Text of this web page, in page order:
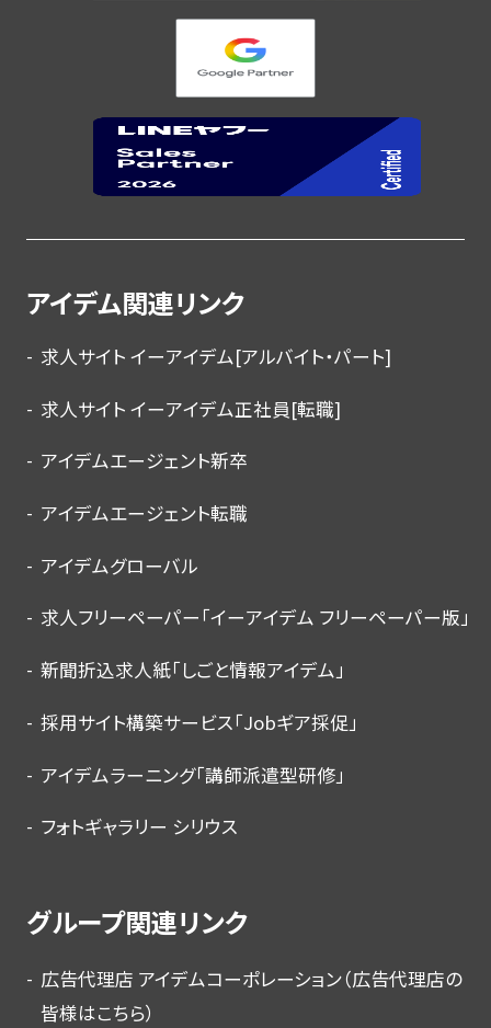
アイデム関連リンク
求人サイト イーアイデム[アルバイト・パート]
求人サイト イーアイデム正社員[転職]
アイデムエージェント新卒
アイデムエージェント転職
アイデムグローバル
求人フリーペーパー「イーアイデム フリーペーパー版」
新聞折込求人紙「しごと情報アイデム」
採用サイト構築サービス「Jobギア採促」
アイデムラーニング「講師派遣型研修」
フォトギャラリー シリウス
グループ関連リンク
広告代理店 アイデムコーポレーション（広告代理店の
皆様はこちら）